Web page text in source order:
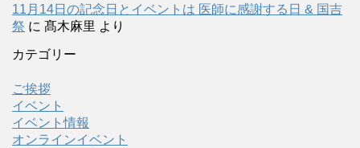
11月14日の記念日とイベントは 医師に感謝する日 & 国吉
祭 に 髙木麻里 より
カテゴリー
ご挨拶
イベント
イベント情報
オンラインイベント